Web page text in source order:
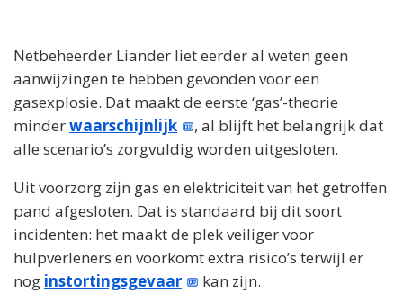
Netbeheerder Liander liet eerder al weten geen
aanwijzingen te hebben gevonden voor een
gasexplosie. Dat maakt de eerste ‘gas’-theorie
minderwaarschijnlijk
, al blijft het belangrijk dat
alle scenario’s zorgvuldig worden uitgesloten.
Uit voorzorg zijn gas en elektriciteit van het getroffen
pand afgesloten. Dat is standaard bij dit soort
incidenten: het maakt de plek veiliger voor
hulpverleners en voorkomt extra risico’s terwijl er
nog instortingsgevaar kan zijn.